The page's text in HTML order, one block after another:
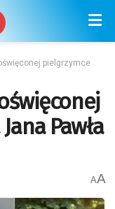
pielgrzymce
Pawła
AA